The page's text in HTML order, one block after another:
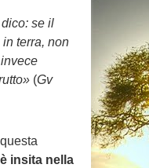
se il
terra, non
(Gv
è insita nella